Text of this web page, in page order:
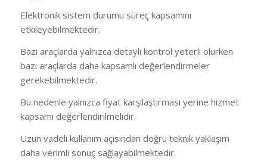
Elektronik sistem durumu süreç kapsamını
etkileyebilmektedir.
Bazı araçlarda yalnızca detaylı kontrol yeterli olurken
bazı araçlarda daha kapsamlı değerlendirmeler
gerekebilmektedir.
Bu nedenle yalnızca fiyat karşılaştırması yerine hizmet
kapsamı değerlendirilmelidir.
Uzun vadeli kullanım açısından doğru teknik yaklaşım
daha verimli sonuç sağlayabilmektedir.